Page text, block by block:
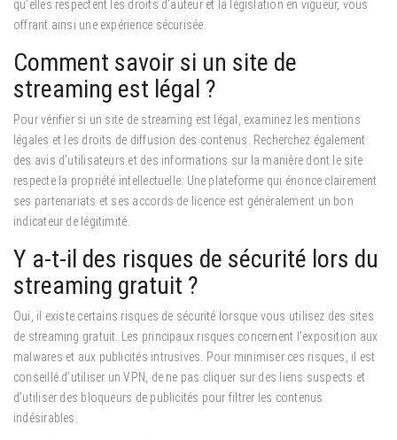
qu’elles respectent les droits d’auteur et la législation en vigueur, vous
offrant ainsi une expérience sécurisée.
Comment savoir si un site de
streaming est légal ?
Pour vérifier si un site de streaming est légal, examinez les mentions
légales et les droits de diffusion des contenus. Recherchez également
des avis d’utilisateurs et des informations sur la manière dont le site
respecte la propriété intellectuelle. Une plateforme qui énonce clairement
ses partenariats et ses accords de licence est généralement un bon
indicateur de légitimité.
Y a-t-il des risques de sécurité lors du
streaming gratuit ?
Oui, il existe certains risques de sécurité lorsque vous utilisez des sites
de streaming gratuit. Les principaux risques concernent l’exposition aux
malwares et aux publicités intrusives. Pour minimiser ces risques, il est
conseillé d’utiliser un VPN, de ne pas cliquer sur des liens suspects et
d’utiliser des bloqueurs de publicités pour filtrer les contenus
indésirables.